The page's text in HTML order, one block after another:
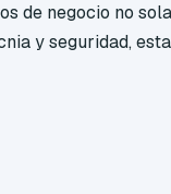
de negocio no
y seguridad,